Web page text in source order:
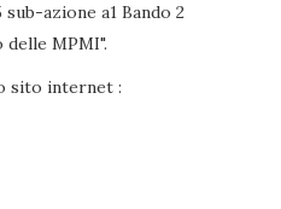
azione a1 Bando 2
MPMI".
sito internet :